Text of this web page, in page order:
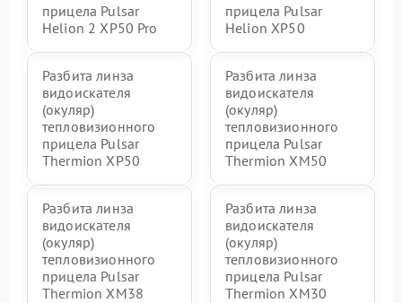
прицела Pulsar
Helion 2 XP50 Pro
прицела Pulsar
Helion XP50
Разбита линза
видоискателя
(окуляр)
тепловизионного
прицела Pulsar
Thermion XP50
Разбита линза
видоискателя
(окуляр)
тепловизионного
прицела Pulsar
Thermion XM50
Разбита линза
видоискателя
(окуляр)
тепловизионного
прицела Pulsar
Thermion XM38
Разбита линза
видоискателя
(окуляр)
тепловизионного
прицела Pulsar
Thermion XM30